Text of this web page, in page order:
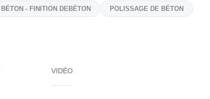
BÉTON - FINITION DEBÉTON POLISSAGE DE BÉTON
VIDÉO